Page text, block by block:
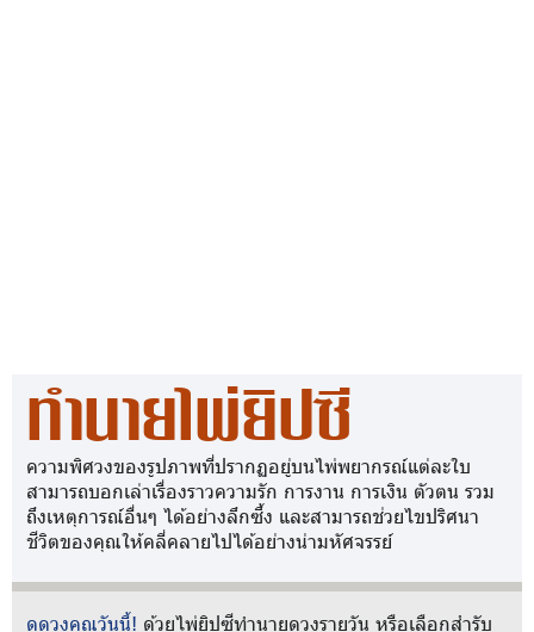
ทำนายไพ่ยิปซี
ความพิศวงของรูปภาพที่ปรากฏอยู่บนไพ่พยากรณ์แต่ละใบ
สามารถบอกเล่าเรื่องราวความรัก การงาน การเงิน ตัวตน รวม
ถึงเหตุการณ์อื่นๆ ได้อย่างลึกซึ้ง และสามารถช่วยไขปริศนา
ชีวิตของคุณให้คลี่คลายไปได้อย่างน่ามหัศจรรย์
ดูดวงคุณวันนี้! ด้วยไพ่ยิปซีทำนายดวงรายวัน หรือเลือกสำรับ